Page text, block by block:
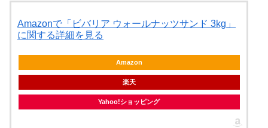
Amazonで「ビバリア ウォールナッツサンド 3kg」
に関する詳細を見る
Amazon
楽天
Yahoo!ショッピング